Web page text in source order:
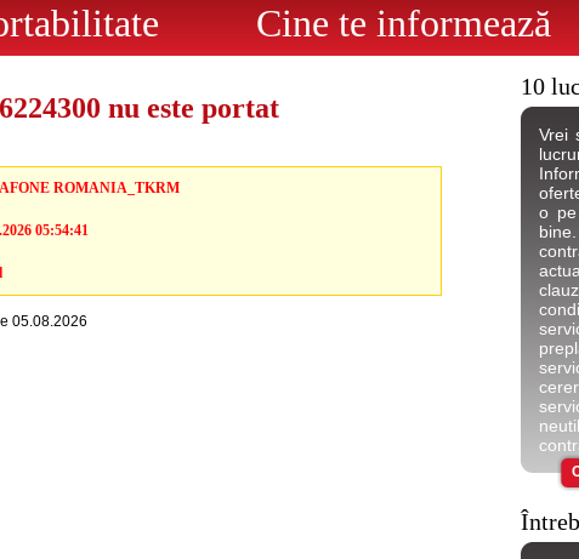
Cine te informează
nu este portat
ROMANIA_TKRM
05:54:41
05.08.2026
10
Vrei
o